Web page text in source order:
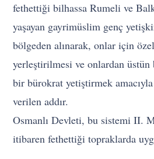
fethettiği bilhassa Rumeli ve
yaşayan gayrimüslim genç
bölgeden alınarak, onlar için
yerleştirilmesi ve onlardan üstün
bir bürokrat yetiştirmek
verilen addır.
Osmanlı Devleti, bu sistemi II.
itibaren fethettiği topraklarda